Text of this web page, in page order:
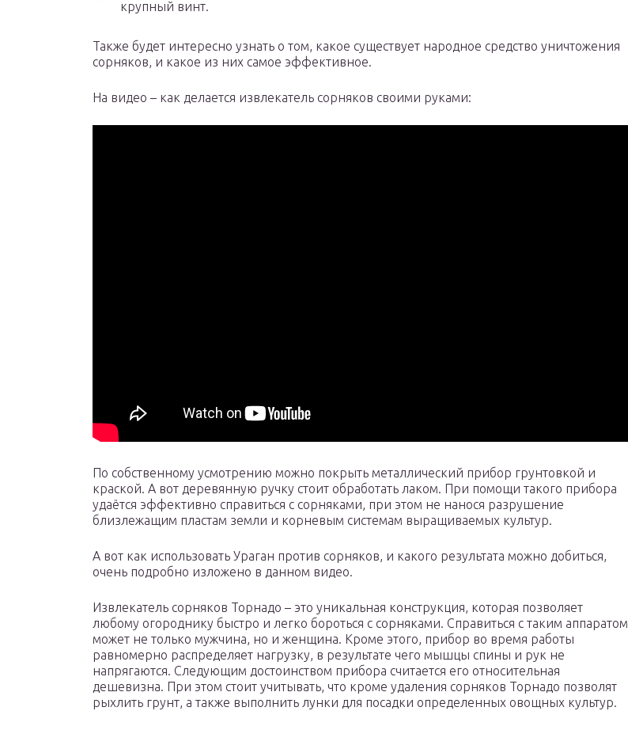
крупный винт.
Также будет интересно узнать о том, какое существует народное средство уничтожения
сорняков, и какое из них самое эффективное.
На видео – как делается извлекатель сорняков своими руками:
По собственному усмотрению можно покрыть металлический прибор грунтовкой и
краской. А вот деревянную ручку стоит обработать лаком. При помощи такого прибора
удаётся эффективно справиться с сорняками, при этом не нанося разрушение
близлежащим пластам земли и корневым системам выращиваемых культур.
А вот как использовать Ураган против сорняков, и какого результата можно добиться,
очень подробно изложено в данном видео.
Извлекатель сорняков Торнадо – это уникальная конструкция, которая позволяет
любому огороднику быстро и легко бороться с сорняками. Справиться с таким аппаратом
может не только мужчина, но и женщина. Кроме этого, прибор во время работы
равномерно распределяет нагрузку, в результате чего мышцы спины и рук не
напрягаются. Следующим достоинством прибора считается его относительная
дешевизна. При этом стоит учитывать, что кроме удаления сорняков Торнадо позволят
рыхлить грунт, а также выполнить лунки для посадки определенных овощных культур.